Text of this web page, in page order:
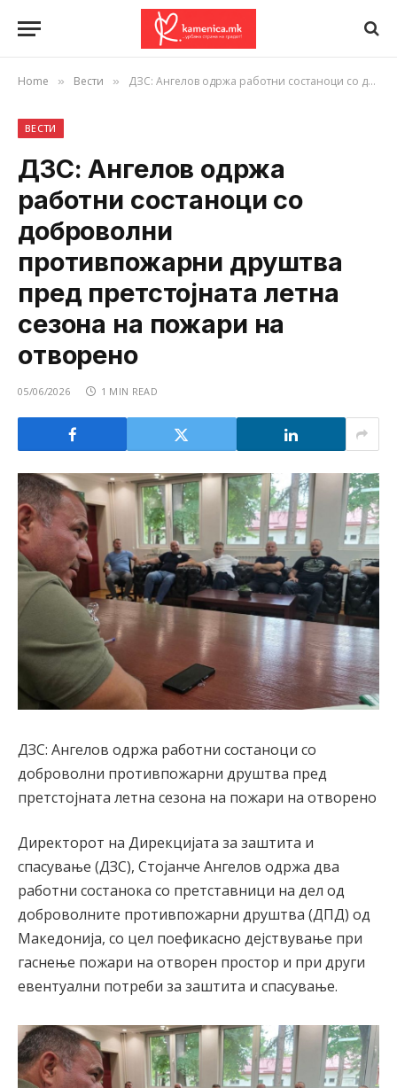
Home » Вести » ДЗС: Ангелов одржа работни состаноци со доброволни противпожарни друштва пред претстојната летна сезона на пожари на отворено
ВЕСТИ
ДЗС: Ангелов одржа
работни состаноци со
доброволни
противпожарни друштва
пред претстојната летна
сезона на пожари на
отворено
05/06/2026 1 MIN READ
ДЗС: Ангелов одржа работни состаноци со
доброволни противпожарни друштва пред
претстојната летна сезона на пожари на отворено
Директорот на Дирекцијата за заштита и
спасување (ДЗС), Стојанче Ангелов одржа два
работни состанока со претставници на дел од
доброволните противпожарни друштва (ДПД) од
Македонија, со цел поефикасно дејствување при
гаснење пожари на отворен простор и при други
евентуални потреби за заштита и спасување.